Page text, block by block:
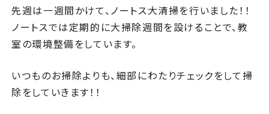
先週は一週間かけて、ノートス大清掃を行いました！！
ノートスでは定期的に大掃除週間を設けることで、教
室の環境整備をしています。
いつものお掃除よりも、細部にわたりチェックをして掃
除をしていきます！！